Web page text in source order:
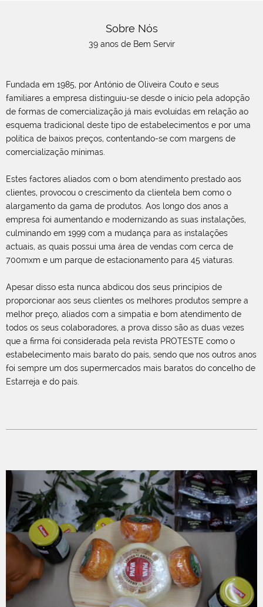
Sobre Nós
39 anos de Bem Servir
Fundada em 1985, por António de Oliveira Couto e seus
familiares a empresa distinguiu-se desde o início pela adopção
de formas de comercialização já mais evoluídas em relação ao
esquema tradicional deste tipo de estabelecimentos e por uma
política de baixos preços, contentando-se com margens de
comercialização mínimas.
Estes factores aliados com o bom atendimento prestado aos
clientes, provocou o crescimento da clientela bem como o
alargamento da gama de produtos. Aos longo dos anos a
empresa foi aumentando e modernizando as suas instalações,
culminando em 1999 com a mudança para as instalações
actuais, as quais possui uma área de vendas com cerca de
700mxm e um parque de estacionamento para 45 viaturas.
Apesar disso esta nunca abdicou dos seus princípios de
proporcionar aos seus clientes os melhores produtos sempre a
melhor preço, aliados com a simpatia e bom atendimento de
todos os seus colaboradores, a prova disso são as duas vezes
que a firma foi considerada pela revista PROTESTE como o
estabelecimento mais barato do país, sendo que nos outros anos
foi sempre um dos supermercados mais baratos do concelho de
Estarreja e do país.